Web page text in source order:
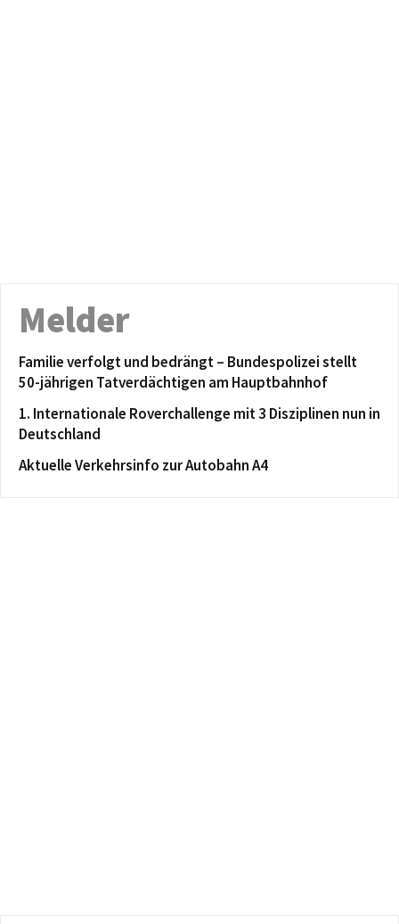
Melder
Familie verfolgt und bedrängt – Bundespolizei stellt
50-jährigen Tatverdächtigen am Hauptbahnhof
1. Internationale Roverchallenge mit 3 Disziplinen nun in
Deutschland
Aktuelle Verkehrsinfo zur Autobahn A4